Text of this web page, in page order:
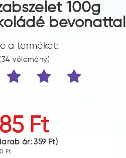
100g
bevonattal
a terméket:
vélemény)
Ft
ár:359 Ft)
0 Ft